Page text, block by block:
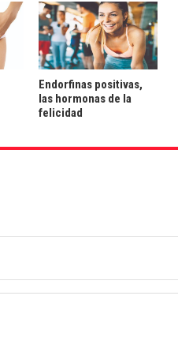
Endorfinas positivas,
las hormonas de la
felicidad